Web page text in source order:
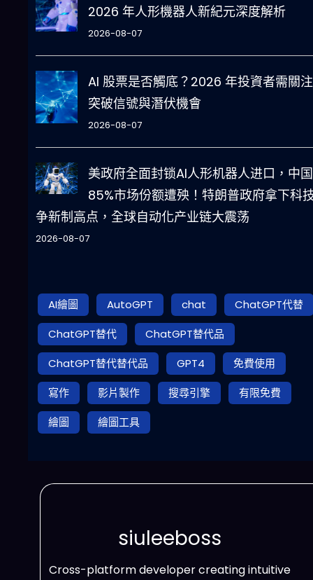
2026 年人形機器人新紀元深度解析
2026-08-07
AI 股票是否觸底？2026 年投資者需關
突破信號與潛伏機會
2026-08-07
美政府全面封锁AI人形机器人进口，中国
85%市场份额遭殃！特朗普政府拿下科
争新制高点，全球自动化产业链大震荡
2026-08-07
AI繪圖 AutoGPT chat
ChatGPT代替
ChatGPT替代
ChatGPT替代品
ChatGPT替代替代品
GPT4
免費使用
寫作
影片製作 搜尋引擎
有限免費
繪圖
繪圖工具
siuleeboss
Cross-platform developer creating intuitive